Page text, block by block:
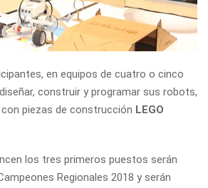
en equipos de cuatro o cinco
construir y programar sus robots,
piezas de construcción LEGO
los tres primeros puestos serán
Regionales 2018 y serán